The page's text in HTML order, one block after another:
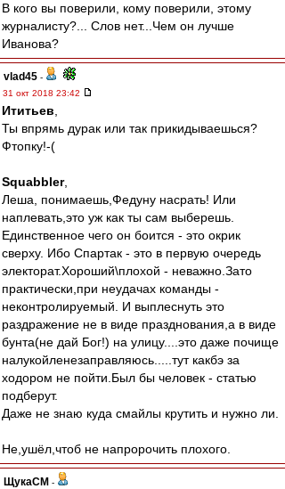
В кого вы поверили, кому поверили, этому
журналисту?... Слов нет...Чем он лучше
Иванова?
vlad45 -
31 окт 2018 23:42
Ититьев
Ты впрямь дурак или так прикидываешься?
Фтопку!-(
Squabbler,
Леша, понимаешь,Федуну насрать! Или
наплевать,это уж как ты сам выберешь.
Единственное чего он боится - это окрик
сверху. Ибо Спартак - это в первую очередь
электорат.Хороший\плохой - неважно.Зато
практически,при неудачах команды -
неконтролируемый. И выплеснуть это
раздражение не в виде празднования,а в виде
бунта(не дай Бог!) на улицу....это даже почище
налукойленезаправляюсь.....тут какбэ за
ходором не пойти.Был бы человек - статью
подберут.
Даже не знаю куда смайлы крутить и нужно ли.
Не,ушёл,чтоб не напророчить плохого.
ЩукаСМ -